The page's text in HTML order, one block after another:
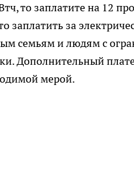
то заплатите на 12
заплатить за
семьям и людям с
Дополнительный
мерой.